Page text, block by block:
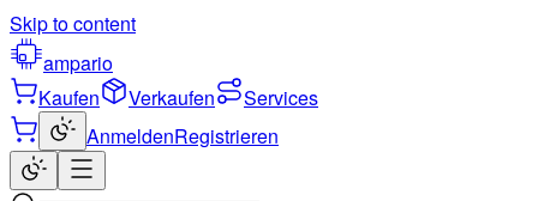
Skip to content
ampario
Kaufen
Verkaufen
Services
AnmeldenRegistrieren